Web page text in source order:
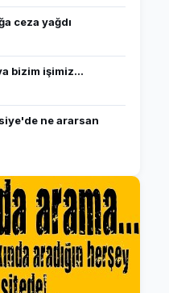
ceza yağdı
bizim işimiz...
ne ararsan